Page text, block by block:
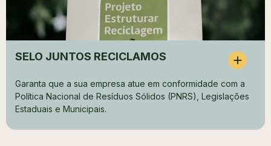
SELO JUNTOS RECICLAMOS
Garanta que a sua empresa atue em conformidade com a
Política Nacional de Resíduos Sólidos (PNRS), Legislações
Estaduais e Municipais.